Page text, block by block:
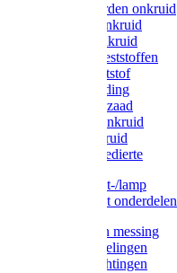
Protect Garden onkruid
Diversen onkruid
Solabiol onkruid
Solabiol meststoffen
Pokon meststof
Pokon voeding
Pokon graszaad
Roundup onkruid
Pokon onkruid
Pokon ongedierte
Vliegenkast-/lamp
Vliegenkast onderdelen
Zuigkorven messing
Geka koppelingen
Geka afdichtingen